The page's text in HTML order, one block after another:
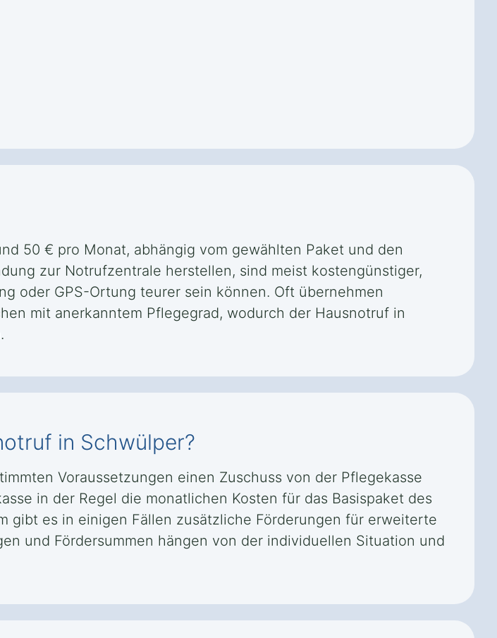
50 € pro Monat, abhängig vom gewählten Paket und den
zur Notrufzentrale herstellen, sind meist kostengünstiger,
oder GPS-Ortung teurer sein können. Oft übernehmen
mit anerkanntem Pflegegrad, wodurch der Hausnotruf in
in Schwülper?
Voraussetzungen einen Zuschuss von der Pflegekasse
in der Regel die monatlichen Kosten für das Basispaket des
gibt es in einigen Fällen zusätzliche Förderungen für erweiterte
und Fördersummen hängen von der individuellen Situation und